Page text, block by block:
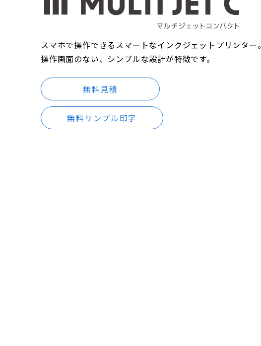
スマホで操作できるスマートなインクジェットプリンター。
操作画面のない、シンプルな設計が特徴です。
無料見積
無料サンプル印字